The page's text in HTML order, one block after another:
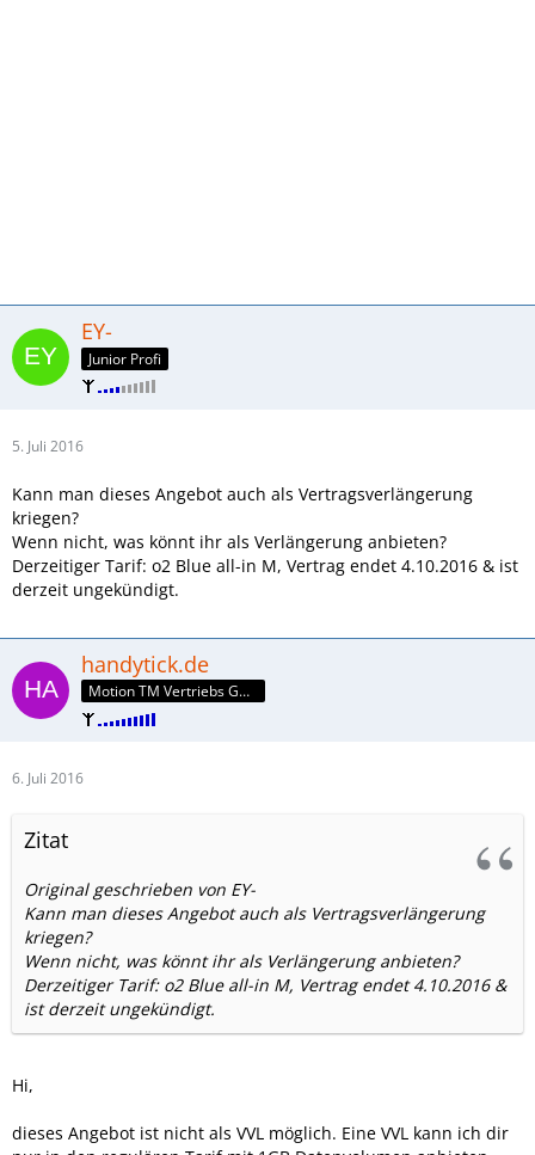
EY-
Junior Profi
5. Juli 2016
Kann man dieses Angebot auch als Vertragsverlängerung
kriegen?
Wenn nicht, was könnt ihr als Verlängerung anbieten?
Derzeitiger Tarif: o2 Blue all-in M, Vertrag endet 4.10.2016 & ist
derzeit ungekündigt.
handytick.de
Motion TM Vertriebs GmbH
6. Juli 2016
Zitat
Original geschrieben von EY-
Kann man dieses Angebot auch als Vertragsverlängerung
kriegen?
Wenn nicht, was könnt ihr als Verlängerung anbieten?
Derzeitiger Tarif: o2 Blue all-in M, Vertrag endet 4.10.2016 &
ist derzeit ungekündigt.
Hi,
dieses Angebot ist nicht als VVL möglich. Eine VVL kann ich dir